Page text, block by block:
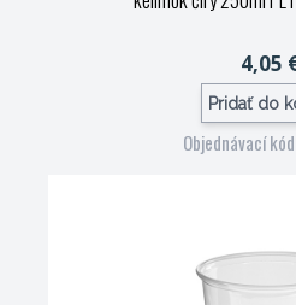
4,05
Pridať do
Objednávací